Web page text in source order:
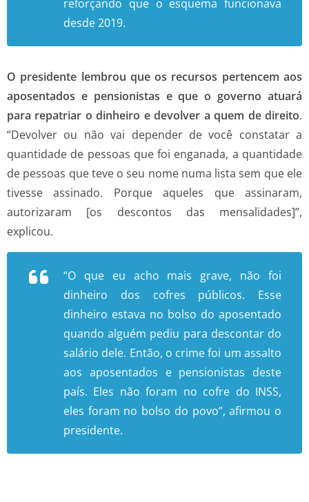
reforçando que o esquema funcionava
desde 2019.
O presidente lembrou que os recursos pertencem aos
aposentados e pensionistas e que o governo atuará
para repatriar o dinheiro e devolver a quem de direito.
“Devolver ou não vai depender de você constatar a
quantidade de pessoas que foi enganada, a quantidade
de pessoas que teve o seu nome numa lista sem que ele
tivesse assinado. Porque aqueles que assinaram,
autorizaram [os descontos das mensalidades]”,
explicou.
“O que eu acho mais grave, não foi
dinheiro dos cofres públicos. Esse
dinheiro estava no bolso do aposentado
quando alguém pediu para descontar do
salário dele. Então, o crime foi um assalto
aos aposentados e pensionistas deste
país. Eles não foram no cofre do INSS,
eles foram no bolso do povo”, afirmou o
presidente.